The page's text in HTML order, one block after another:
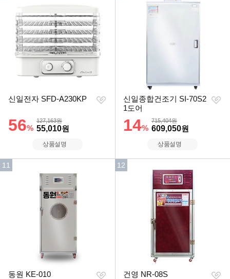
신일전자 SFD-A230KP
할인률
56%
상품금액
127,163원
할인금액
55,010원
찜
상품설명
신일종합건조기 SI-70S2
1도어
할인률
14%
상품금액
715,404원
할인금액
609,050원
찜
상품설명
인
11
동원 KE-010
찜
인
12
건영 NR-08S
찜